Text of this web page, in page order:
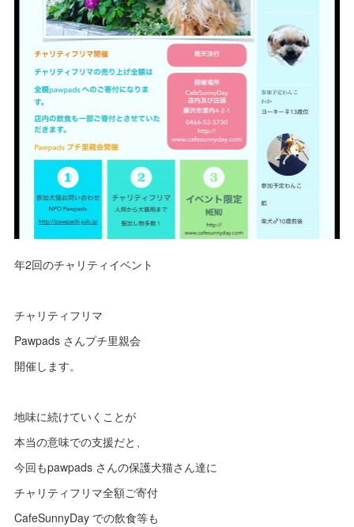
年2回のチャリティイベント
チャリティフリマ
Pawpads さんプチ里親会
開催します。
地味に続けていくことが
本当の意味での支援だと、
今回もpawpads さんの保護犬猫さん達に
チャリティフリマ全額ご寄付
CafeSunnyDay での飲食等も